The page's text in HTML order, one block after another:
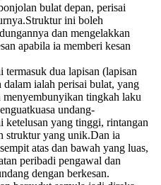
bulat depan, perisai
ini boleh
dan mengelakkan
apabila ia memberi kesan
termasuk dua lapisan (lapisan
ialah perisai bulat, yang
menyembunyikan tingkah laku
undang-
ketelusan yang tinggi, rintangan
struktur yang unik.Dan ia
atas dan bawah yang luas,
peribadi pengawal dan
dengan berkesan.